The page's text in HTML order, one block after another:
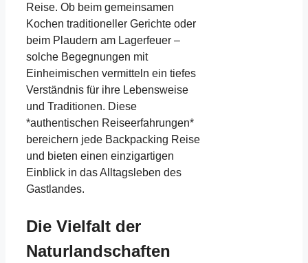
Reise. Ob beim gemeinsamen
Kochen traditioneller Gerichte oder
beim Plaudern am Lagerfeuer –
solche Begegnungen mit
Einheimischen vermitteln ein tiefes
Verständnis für ihre Lebensweise
und Traditionen. Diese
*authentischen Reiseerfahrungen*
bereichern jede Backpacking Reise
und bieten einen einzigartigen
Einblick in das Alltagsleben des
Gastlandes.
Die Vielfalt der
Naturlandschaften